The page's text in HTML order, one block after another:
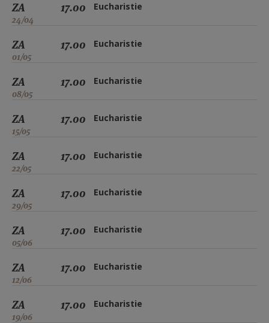
ZA
24/04
17.00 Eucharistie
ZA
01/05
17.00 Eucharistie
ZA
08/05
17.00 Eucharistie
ZA
15/05
17.00 Eucharistie
ZA
22/05
17.00 Eucharistie
ZA
29/05
17.00 Eucharistie
ZA
05/06
17.00 Eucharistie
ZA
12/06
17.00 Eucharistie
ZA
19/06
17.00 Eucharistie